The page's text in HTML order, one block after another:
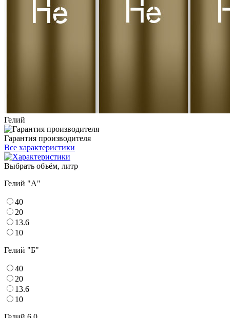
Гелий
Гарантия производителя
Все характеристики
Выбрать объём, литр
Гелий "А"
40
20
13.6
10
Гелий "Б"
40
20
13.6
10